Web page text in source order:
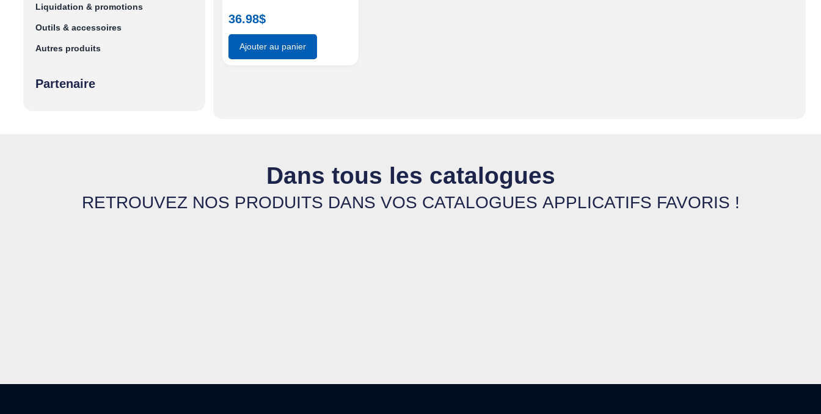
Liquidation & promotions
Outils & accessoires
Autres produits
Partenaire
36.98$
Ajouter au panier
Dans tous les catalogues
RETROUVEZ NOS PRODUITS DANS VOS CATALOGUES APPLICATIFS FAVORIS !